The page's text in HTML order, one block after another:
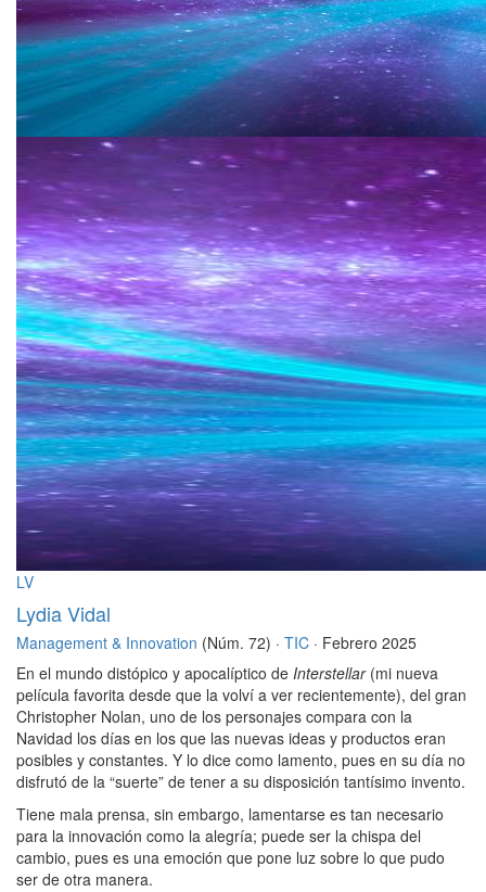
LV
Lydia Vidal
Management & Innovation (Núm. 72) · TIC · Febrero 2025
En el mundo distópico y apocalíptico de Interstellar (mi nueva
película favorita desde que la volví a ver recientemente), del gran
Christopher Nolan, uno de los personajes compara con la
Navidad los días en los que las nuevas ideas y productos eran
posibles y constantes. Y lo dice como lamento, pues en su día no
disfrutó de la “suerte” de tener a su disposición tantísimo invento.
Tiene mala prensa, sin embargo, lamentarse es tan necesario
para la innovación como la alegría; puede ser la chispa del
cambio, pues es una emoción que pone luz sobre lo que pudo
ser de otra manera.